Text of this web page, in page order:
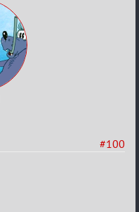
#100